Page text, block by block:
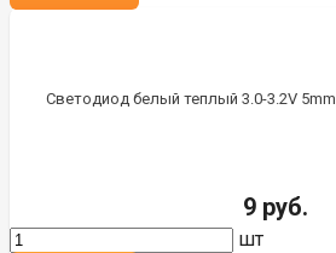
Светодиод белый теплый 3.0-3.2V 5mm
9 руб.
шт